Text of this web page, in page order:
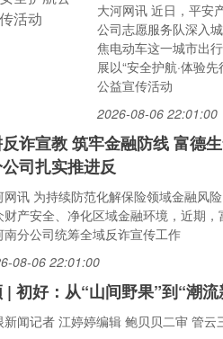
大河网讯 近日，平安
公司志愿服务队深入
焦电动车这一城市出
展以“安全护航·体验
公益宣传活动
2026-08-06 22:01:00
诈宣教 筑牢金融防线 富德
司扎实推进反
网讯 为持续防范化解保险领域金融风
财产安全、净化区域金融环境，近期，
南分公司统筹全域反诈宣传工作
08-06 22:01:00
| 初好：从“山间野果”到“潮流
新闻记者 江婷婷编辑 鲍贝贝二审 管云